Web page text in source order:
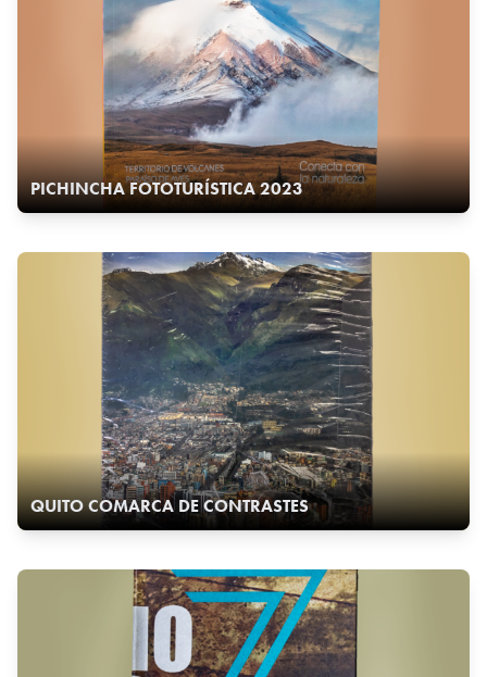
PICHINCHA FOTOTURÍSTICA 2023
QUITO COMARCA DE CONTRASTES